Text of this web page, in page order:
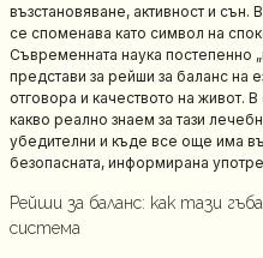
възстановяване, активност и сън.
се споменава като символ на
Съвременната наука постепенно
представи за рейши за баланс на
отговора и качеството на
какво реално знаем за тази
убедителни и къде все още има
безопасната, информирана
Рейши за баланс: как тази
система